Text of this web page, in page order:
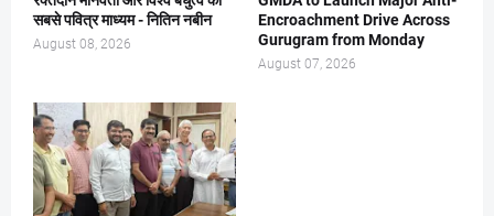
सबसे पवित्र माध्यम - नितिन नबीन
August 08, 2026
Encroachment Drive Across
Gurugram from Monday
August 07, 2026